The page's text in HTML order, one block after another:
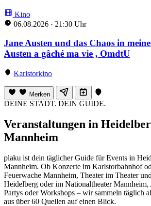
Kino
06.08.2026 · 21:30 Uhr
Jane Austen und das Chaos in
Austen a gâché ma vie , OmdtU
Karlstorkino
Merken
DEINE STADT. DEIN GUIDE.
Veranstaltungen in
Mannheim
plaku ist dein täglicher Guide für Events in
Mannheim. Ob Konzerte im Karlstorbahnhof
Feuerwache Mannheim, Theater im Theater
Heidelberg oder im Nationaltheater Mannheim,
Partys oder Workshops – wir sammeln täglich
aus über 60 Quellen auf einen Blick.